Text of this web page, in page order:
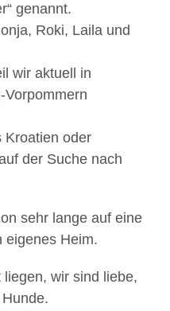
genannt.
Roki, Laila und
wir aktuell in
Vorpommern
Kroatien oder
der Suche nach
sehr lange auf eine
eigenes Heim.
wir sind liebe,